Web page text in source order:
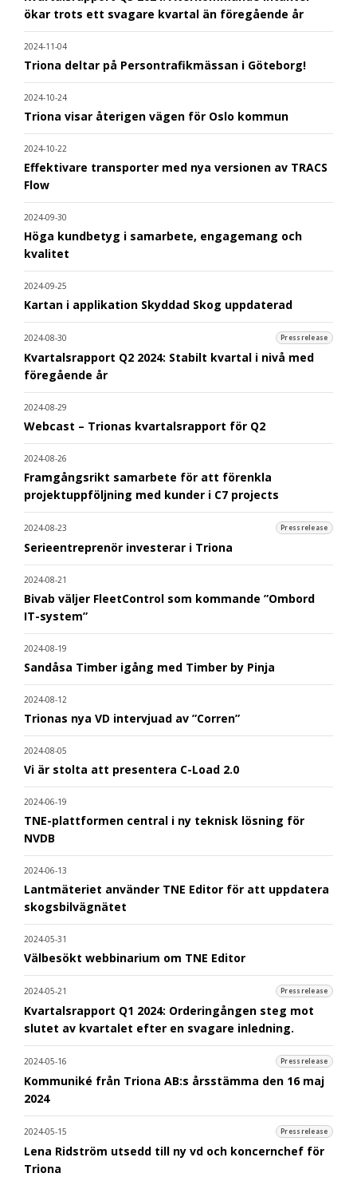
ökar trots ett svagare kvartal än föregående år
2024-11-04
Triona deltar på Persontrafikmässan i Göteborg!
2024-10-24
Triona visar återigen vägen för Oslo kommun
2024-10-22
Effektivare transporter med nya versionen av TRACS
Flow
2024-09-30
Höga kundbetyg i samarbete, engagemang och
kvalitet
2024-09-25
Kartan i applikation Skyddad Skog uppdaterad
2024-08-30 Pressrelease
Kvartalsrapport Q2 2024: Stabilt kvartal i nivå med
föregående år
2024-08-29
Webcast – Trionas kvartalsrapport för Q2
2024-08-26
Framgångsrikt samarbete för att förenkla
projektuppföljning med kunder i C7 projects
2024-08-23 Pressrelease
Serieentreprenör investerar i Triona
2024-08-21
Bivab väljer FleetControl som kommande ”Ombord
IT-system”
2024-08-19
Sandåsa Timber igång med Timber by Pinja
2024-08-12
Trionas nya VD intervjuad av ”Corren”
2024-08-05
Vi är stolta att presentera C-Load 2.0
2024-06-19
TNE-plattformen central i ny teknisk lösning för
NVDB
2024-06-13
Lantmäteriet använder TNE Editor för att uppdatera
skogsbilvägnätet
2024-05-31
Välbesökt webbinarium om TNE Editor
2024-05-21 Pressrelease
Kvartalsrapport Q1 2024: Orderingången steg mot
slutet av kvartalet efter en svagare inledning.
2024-05-16 Pressrelease
Kommuniké från Triona AB:s årsstämma den 16 maj
2024
2024-05-15 Pressrelease
Lena Ridström utsedd till ny vd och koncernchef för
Triona